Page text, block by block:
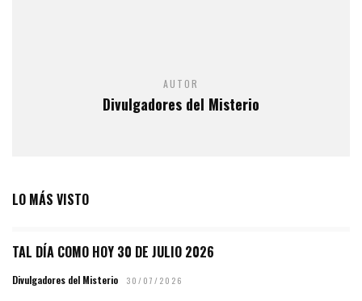
AUTOR
Divulgadores del Misterio
LO MÁS VISTO
TAL DÍA COMO HOY 30 DE JULIO 2026
Divulgadores del Misterio 30/07/2026